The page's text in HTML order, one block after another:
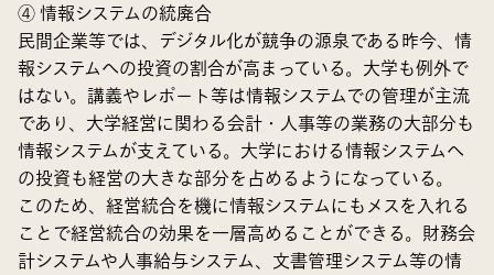
④ 情報システムの統廃合
民間企業等では、デジタル化が競争の源泉である昨今、情
報システムへの投資の割合が高まっている。大学も例外で
はない。講義やレポート等は情報システムでの管理が主流
であり、大学経営に関わる会計・人事等の業務の大部分も
情報システムが支えている。大学における情報システムへ
の投資も経営の大きな部分を占めるようになっている。
このため、経営統合を機に情報システムにもメスを入れる
ことで経営統合の効果を一層高めることができる。財務会
計システムや人事給与システム、文書管理システム等の情